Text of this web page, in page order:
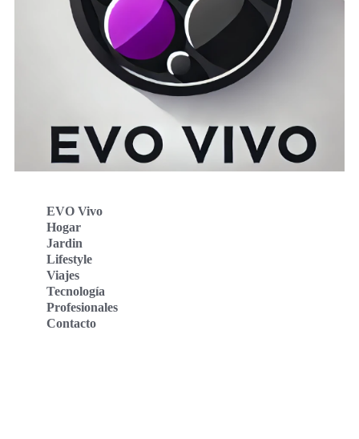
EVO Vivo
Hogar
Jardin
Lifestyle
Viajes
Tecnología
Profesionales
Contacto